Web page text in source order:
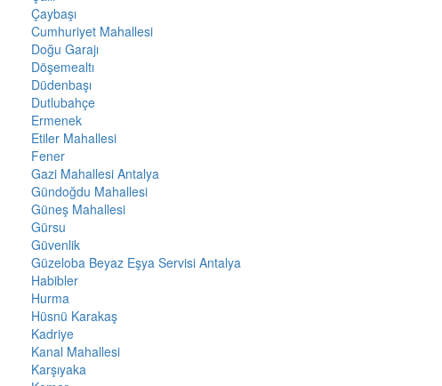
Çaybaşı
Cumhuriyet Mahallesi
Doğu Garajı
Döşemealtı
Düdenbaşı
Dutlubahçe
Ermenek
Etiler Mahallesi
Fener
Gazi Mahallesi Antalya
Gündoğdu Mahallesi
Güneş Mahallesi
Gürsu
Güvenlik
Güzeloba Beyaz Eşya Servisi Antalya
Habibler
Hurma
Hüsnü Karakaş
Kadriye
Kanal Mahallesi
Karşıyaka